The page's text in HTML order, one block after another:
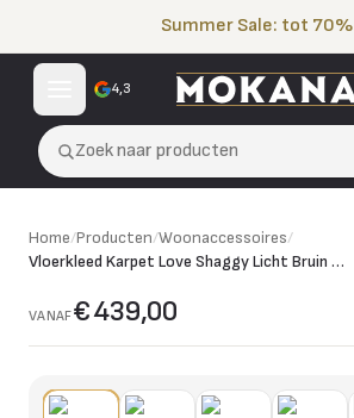
Summer Sale: tot 70%
4,3
Zoek naar producten
Home/Producten/Woonaccessoires/
Vloerkleed Karpet Love Shaggy Licht Bruin Rond
VANAF€ 439,00